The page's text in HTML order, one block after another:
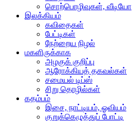
சொற்பொழிவுகள், வீடியோ
இலக்கியம்
கவிதைகள்
பேட்டிகள்
நேற்றைய நிழல்
மகளிருக்காக
அழகுக் குறிப்பு
ஆரோக்கியத் தகவல்கள்
சமையல் டிப்ஸ்
சிறு தொழில்கள்
கதம்பம்
இசை, நாட்டியம், ஓவியம்
குறுக்கெழுத்துப் போட்டி